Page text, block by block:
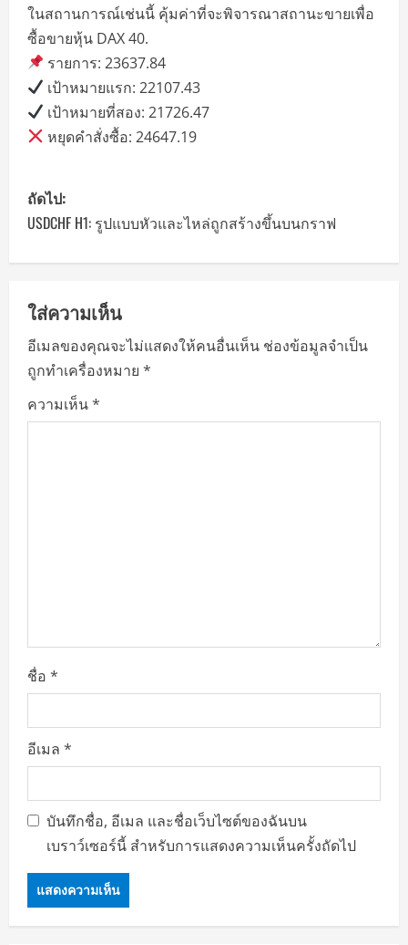
ในสถานการณ์เช่นนี้ คุ้มค่าที่จะพิจารณาสถานะขายเพื่อ
ซื้อขายหุ้น DAX 40.
รายการ: 23637.84
เป้าหมายแรก: 22107.43
เป้าหมายที่สอง: 21726.47
หยุดคำสั่งซื้อ: 24647.19
P
o
s
t
n
a
v
o
n
ถัดไป:
USDCHF H1: รูปแบบหัวและไหล่ถูกสร้างขึ้นบนกราฟ
ใส่ความเห็น
อีเมลของคุณจะไม่แสดงให้คนอื่นเห็น ช่องข้อมูลจำเป็น
ถูกทำเครื่องหมาย *
ความเห็น*
ชื่อ *
อีเมล *
บันทึกชื่อ, อีเมล และชื่อเว็บไซต์ของฉันบน
เบราว์เซอร์นี้ สำหรับการแสดงความเห็นครั้งถัดไป